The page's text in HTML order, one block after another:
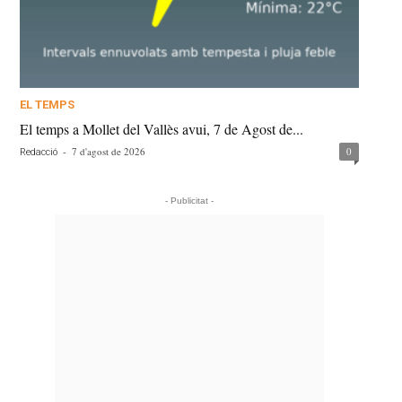
EL TEMPS
El temps a Mollet del Vallès avui, 7 de Agost de...
Redacció - 7 d'agost de 2026 0
- Publicitat -